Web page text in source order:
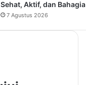
Sehat, Aktif, dan Bahagia
7 Agustus 2026